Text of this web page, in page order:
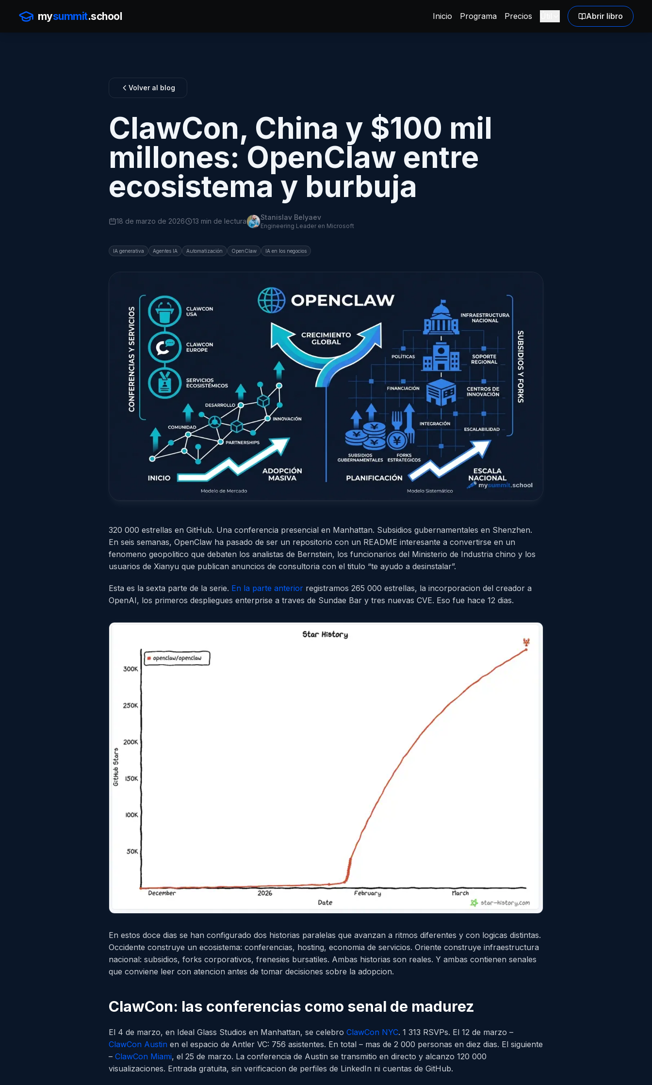
mysummit.school Inicio Programa Precios Abrir libro
Volver al blog
ClawCon, China y $100 mil
millones: OpenClaw entre
ecosistema y burbuja
18 de marzo de 2026 13 min de lectura Stanislav Belyaev
Engineering Leader en Microsoft
IA generativa Agentes IA Automatización OpenClaw IA en los negocios
320 000 estrellas en GitHub. Una conferencia presencial en Manhattan. Subsidios gubernamentales en Shenzhen.
En seis semanas, OpenClaw ha pasado de ser un repositorio con un README interesante a convertirse en un
fenomeno geopolitico que debaten los analistas de Bernstein, los funcionarios del Ministerio de Industria chino y los
usuarios de Xianyu que publican anuncios de consultoria con el titulo “te ayudo a desinstalar”.
Esta es la sexta parte de la serie. En la parte anterior registramos 265 000 estrellas, la incorporacion del creador a
OpenAI, los primeros despliegues enterprise a traves de Sundae Bar y tres nuevas CVE. Eso fue hace 12 dias.
En estos doce dias se han configurado dos historias paralelas que avanzan a ritmos diferentes y con logicas distintas.
Occidente construye un ecosistema: conferencias, hosting, economia de servicios. Oriente construye infraestructura
nacional: subsidios, forks corporativos, frenesies bursatiles. Ambas historias son reales. Y ambas contienen senales
que conviene leer con atencion antes de tomar decisiones sobre la adopcion.
ClawCon: las conferencias como senal de madurez
El 4 de marzo, en Ideal Glass Studios en Manhattan, se celebro ClawCon NYC. 1 313 RSVPs. El 12 de marzo –
ClawCon Austin en el espacio de Antler VC: 756 asistentes. En total – mas de 2 000 personas en diez dias. El siguiente
– ClawCon Miami, el 25 de marzo. La conferencia de Austin se transmitio en directo y alcanzo 120 000
visualizaciones. Entrada gratuita, sin verificacion de perfiles de LinkedIn ni cuentas de GitHub.